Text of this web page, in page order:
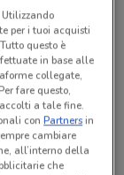
& Sapone
per i tuoi acquisti
questo è
in base alle
collegate,
fare questo,
a tale fine.
conPartnersin
cambiare
all’interno della
che